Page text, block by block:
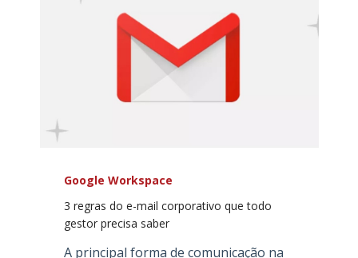
Google Workspace
3 regras do e-mail corporativo que todo
gestor precisa saber
A principal forma de comunicação na